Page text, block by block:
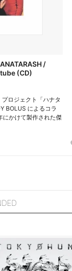
/
(CD)
ロジェクト「ハナタ
BOLUS によるコラ
かけて製作された傑